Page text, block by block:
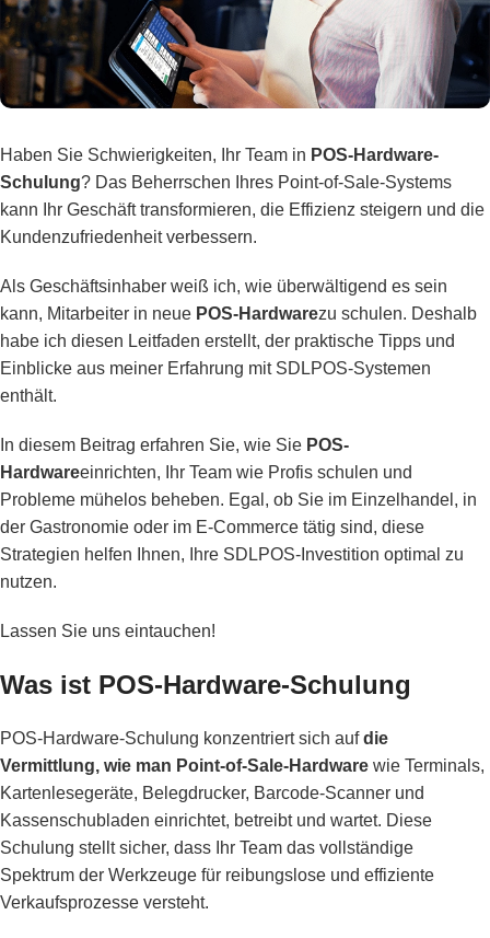
Haben Sie Schwierigkeiten, Ihr Team in POS-Hardware-
Schulung? Das Beherrschen Ihres Point-of-Sale-Systems
kann Ihr Geschäft transformieren, die Effizienz steigern und die
Kundenzufriedenheit verbessern.
Als Geschäftsinhaber weiß ich, wie überwältigend es sein
kann, Mitarbeiter in neue POS-Hardwarezu schulen. Deshalb
habe ich diesen Leitfaden erstellt, der praktische Tipps und
Einblicke aus meiner Erfahrung mit SDLPOS-Systemen
enthält.
In diesem Beitrag erfahren Sie, wie Sie POS-
Hardwareeinrichten, Ihr Team wie Profis schulen und
Probleme mühelos beheben. Egal, ob Sie im Einzelhandel, in
der Gastronomie oder im E-Commerce tätig sind, diese
Strategien helfen Ihnen, Ihre SDLPOS-Investition optimal zu
nutzen.
Lassen Sie uns eintauchen!
Was ist POS-Hardware-Schulung
POS-Hardware-Schulung konzentriert sich aufdie
Vermittlung, wie man Point-of-Sale-Hardware wie Terminals,
Kartenlesegeräte, Belegdrucker, Barcode-Scanner und
Kassenschubladen einrichtet, betreibt und wartet. Diese
Schulung stellt sicher, dass Ihr Team das vollständige
Spektrum der Werkzeuge für reibungslose und effiziente
Verkaufsprozesse versteht.